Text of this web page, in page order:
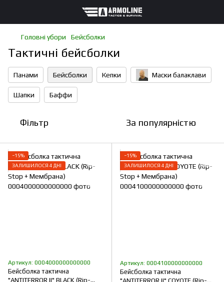
Головні убори Бейсболки
Тактичні бейсболки
Панами Бейсболки Кепки Маски балаклави
Шапки Баффи
Фільтр За популярністю
−15%
ЗАЛИШИЛОСЯ 4 ДНІ
Артикул: 0004000000000000
Бейсболка тактична
"ANTITERROR II" BLACK (Rip-
−15%
ЗАЛИШИЛОСЯ 4 ДНІ
Артикул: 0004100000000000
Бейсболка тактична